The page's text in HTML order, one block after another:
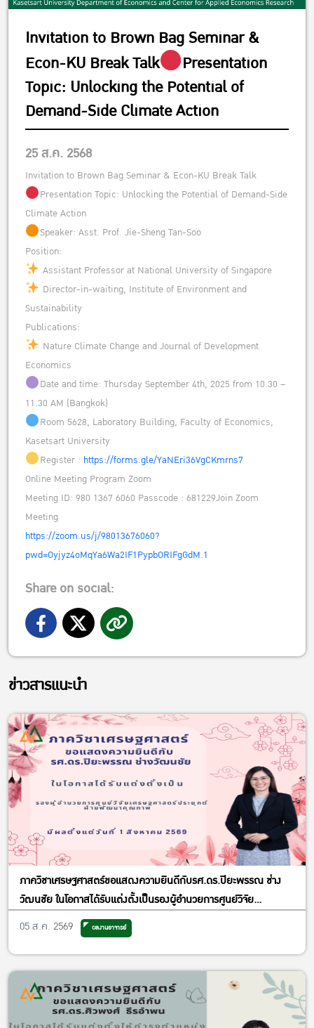
Invitation to Brown Bag Seminar &
Econ-KU Break Talk
Presentation
Topic: Unlocking the Potential of
Demand-Side Climate Action
25 ส.ค. 2568
Invitation to Brown Bag Seminar & Econ-KU Break Talk
Presentation Topic: Unlocking the Potential of Demand-Side
Climate Action
Speaker: Asst. Prof. Jie-Sheng Tan-Soo
Position:
Assistant Professor at National University of Singapore
Director-in-waiting, Institute of Environment and
Sustainability
Publications:
Nature Climate Change and Journal of Development
Economics
Date and time: Thursday September 4th, 2025 from 10.30 –
11.30 AM (Bangkok)
Room 5628, Laboratory Building, Faculty of Economics,
Kasetsart University
Register : https://forms.gle/YaNEri36VgCKmrns7
Online Meeting Program Zoom
Meeting ID: 980 1367 6060 Passcode : 681229Join Zoom
Meeting
https://zoom.us/j/98013676060?
pwd=Oyjyz4oMqYa6Wa2IF1PypbORIFgGdM.1
Share on social:
ข่าวสารแนะนำ
ภาควิชาเศรษฐศาสตร์ขอแสดงความยินดีกับรศ.ดร.ปิยะพรรณ ช่าง
วัฒนชัย ในโอกาสได้รับแต่งตั้งเป็นรองผู้อำนวยการศูนย์วิจัย
เศรษฐศาสตร์ประยุกต์ ฝ่ายพัฒนาคุณภาพ
05 ส.ค. 2569 ผลงานอาจารย์